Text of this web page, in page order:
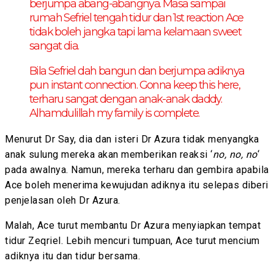
berjumpa abang-abangnya. Masa sampai
rumah Sefriel tengah tidur dan 1st reaction Ace
tidak boleh jangka tapi lama kelamaan sweet
sangat dia.
Bila Sefriel dah bangun dan berjumpa adiknya
pun instant connection. Gonna keep this here,
terharu sangat dengan anak-anak daddy.
Alhamdulillah my family is complete.
Menurut Dr Say, dia dan isteri Dr Azura tidak menyangka
anak sulung mereka akan memberikan reaksi ‘no, no, no‘
pada awalnya. Namun, mereka terharu dan gembira apabila
Ace boleh menerima kewujudan adiknya itu selepas diberi
penjelasan oleh Dr Azura.
Malah, Ace turut membantu Dr Azura menyiapkan tempat
tidur Zeqriel. Lebih mencuri tumpuan, Ace turut mencium
adiknya itu dan tidur bersama.